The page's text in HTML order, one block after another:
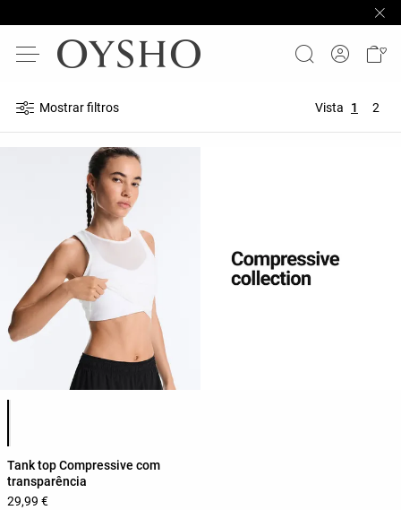
Mostrar filtros Vista 1 2
Tank top Compressive com
transparência
29,99 €